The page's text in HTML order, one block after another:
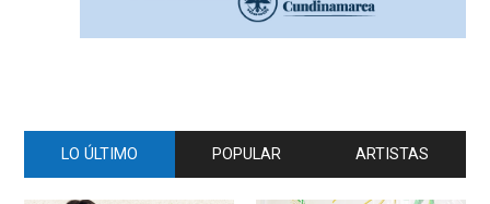
LO ÚLTIMO POPULAR ARTISTAS